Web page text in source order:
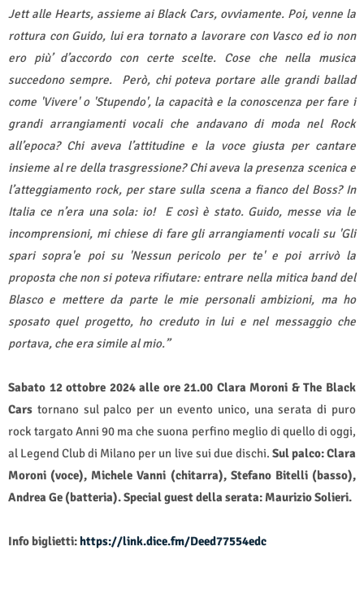
Jett alle Hearts, assieme ai Black Cars, ovviamente. Poi, venne la
rottura con Guido, lui era tornato a lavorare con Vasco ed io non
ero più’ d’accordo con certe scelte. Cose che nella musica
succedono sempre. Però, chi poteva portare alle grandi ballad
come 'Vivere' o 'Stupendo', la capacità e la conoscenza per fare i
grandi arrangiamenti vocali che andavano di moda nel Rock
all’epoca? Chi aveva l’attitudine e la voce giusta per cantare
insieme al re della trasgressione? Chi aveva la presenza scenica e
l’atteggiamento rock, per stare sulla scena a fianco del Boss? In
Italia ce n’era una sola: io! E così è stato. Guido, messe via le
incomprensioni, mi chiese di fare gli arrangiamenti vocali su 'Gli
spari sopra'e poi su 'Nessun pericolo per te' e poi arrivò la
proposta che non si poteva rifiutare: entrare nella mitica band del
Blasco e mettere da parte le mie personali ambizioni, ma ho
sposato quel progetto, ho creduto in lui e nel messaggio che
portava, che era simile al mio.”
Sabato 12 ottobre 2024 alle ore 21.00 Clara Moroni & The Black
Cars tornano sul palco per un evento unico, una serata di puro
rock targato Anni 90 ma che suona perfino meglio di quello di oggi,
al Legend Club di Milano per un live sui due dischi. Sul palco: Clara
Moroni (voce), Michele Vanni (chitarra), Stefano Bitelli (basso),
Andrea Ge (batteria). Special guest della serata: Maurizio Solieri.
Info biglietti:https://link.dice.fm/Deed77554edc